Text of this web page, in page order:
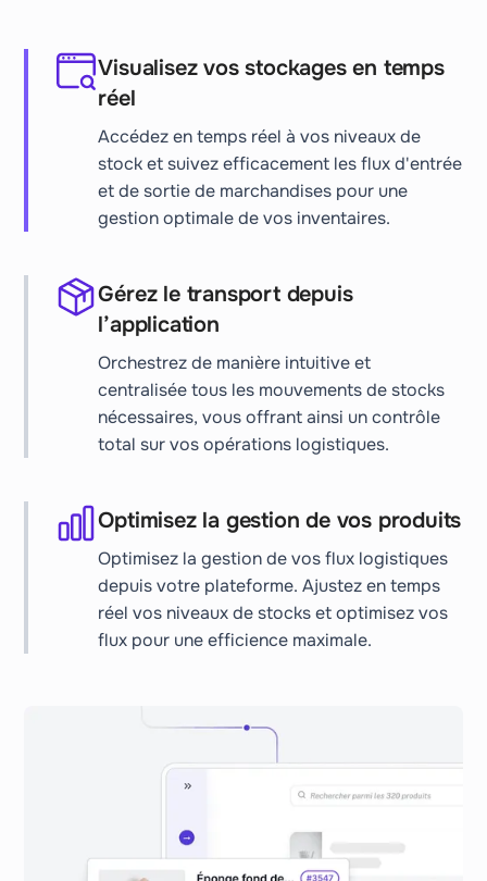
Visualisez vos stockages en temps
réel
Accédez en temps réel à vos niveaux de
stock et suivez efficacement les flux d'entrée
et de sortie de marchandises pour une
gestion optimale de vos inventaires.
Gérez le transport depuis
l’application
Orchestrez de manière intuitive et
centralisée tous les mouvements de stocks
nécessaires, vous offrant ainsi un contrôle
total sur vos opérations logistiques.
Optimisez la gestion de vos produits
Optimisez la gestion de vos flux logistiques
depuis votre plateforme. Ajustez en temps
réel vos niveaux de stocks et optimisez vos
flux pour une efficience maximale.